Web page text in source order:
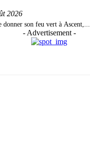
2026
donner son feu vert à Ascent,...
- Advertisement -